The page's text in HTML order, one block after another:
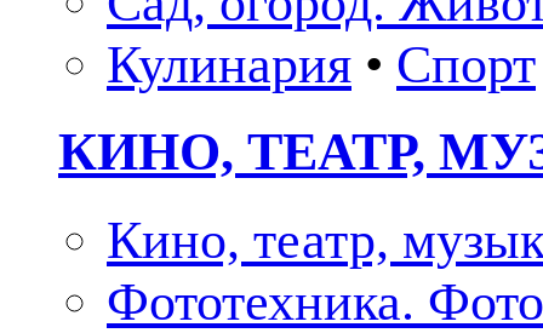
Кулинария • Спорт
КИНО, ТЕАТР,
Кино, театр,
Фототехника.